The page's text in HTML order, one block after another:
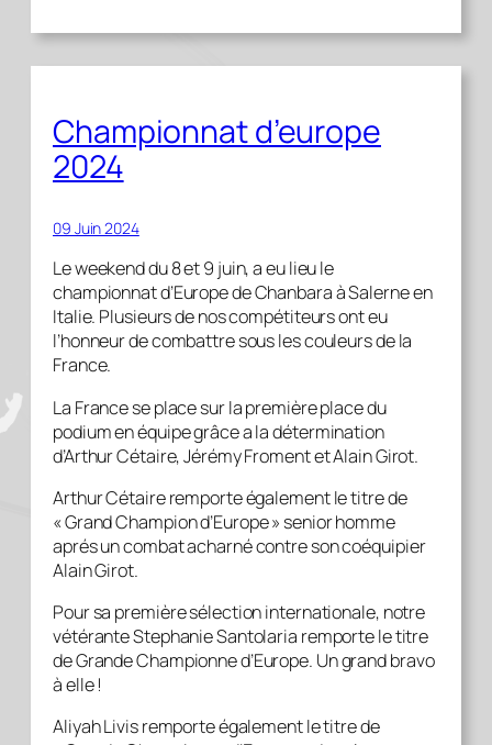
Championnat d’europe
2024
09 Juin 2024
Le weekend du 8 et 9 juin, a eu lieu le
championnat d’Europe de Chanbara à Salerne en
Italie. Plusieurs de nos compétiteurs ont eu
l’honneur de combattre sous les couleurs de la
France.
La France se place sur la première place du
podium en équipe grâce a la détermination
d’Arthur Cétaire, Jérémy Froment et Alain Girot.
Arthur Cétaire remporte également le titre de
« Grand Champion d’Europe » senior homme
aprés un combat acharné contre son coéquipier
Alain Girot.
Pour sa première sélection internationale, notre
vétérante Stephanie Santolaria remporte le titre
de Grande Championne d’Europe. Un grand bravo
à elle !
Aliyah Livis remporte également le titre de